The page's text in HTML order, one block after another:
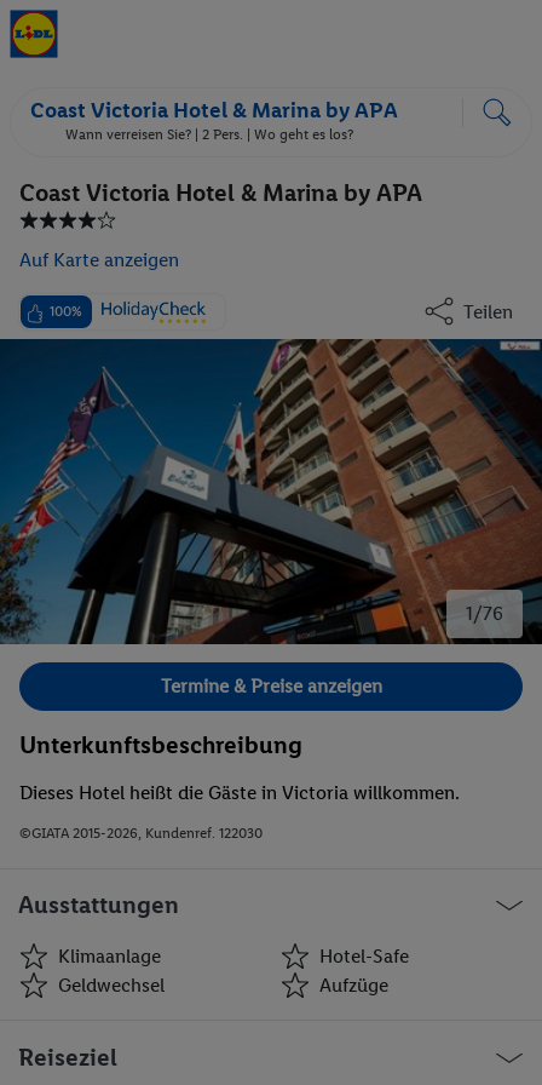
Coast Victoria Hotel & Marina by APA
Wann verreisen Sie? | 2 Pers. | Wo geht es los?
Coast Victoria Hotel & Marina by APA
Auf Karte anzeigen
100% Teilen
1/76
Bild 1 von 76.
Termine & Preise anzeigen
Unterkunftsbeschreibung
Dieses Hotel heißt die Gäste in Victoria willkommen.
©GIATA 2015-2026, Kundenref. 122030
Ausstattungen
Klimaanlage
Hotel-Safe
Geldwechsel
Aufzüge
Geldwechsel
Reiseziel